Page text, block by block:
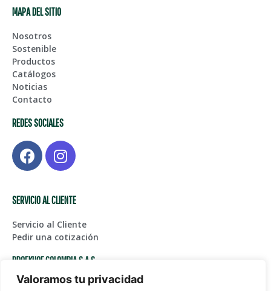
Valoramos tu privacidad
MAPA DEL SITIO
Nosotros
Sostenible
Productos
Catálogos
Noticias
Contacto
REDES SOCIALES
SERVICIO AL CLIENTE
Servicio al Cliente
Pedir una cotización
BROEKHOF COLOMBIA S.A.S
Centro de Bodegas Karga Fase I – Bodega 123, Glorieta